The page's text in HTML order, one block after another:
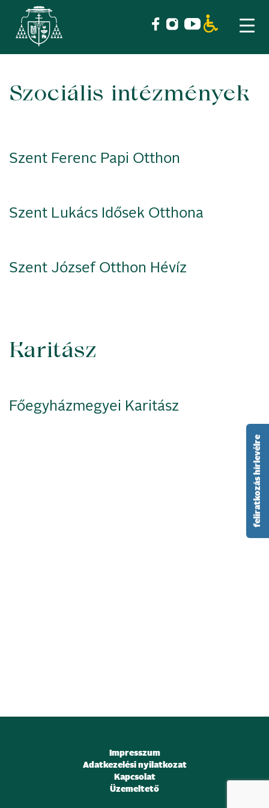
SkipSzociális intézmények
Szent Ferenc Papi Otthon
Szent Lukács Idősek Otthona
Szent József Otthon Hévíz
Karitász
Főegyházmegyei Karitász
Impresszum
Adatkezelési nyilatkozat
Kapcsolat
Üzemeltető
feliratkozás hírlevélre